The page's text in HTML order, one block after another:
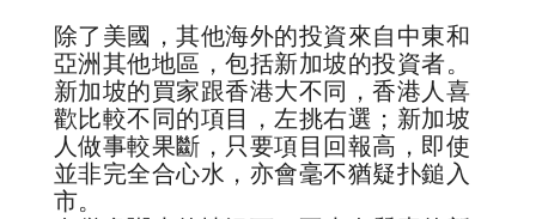
除了美國，其他海外的投資來自中東和
亞洲其他地區，包括新加坡的投資者。
新加坡的買家跟香港大不同，香港人喜
歡比較不同的項目，左挑右選；新加坡
人做事較果斷，只要項目回報高，即使
並非完全合心水，亦會毫不猶疑扑鎚入
市。